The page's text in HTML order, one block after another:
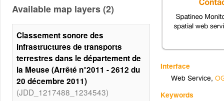
Interface
Web Service,
Keywords
Available map layers (2)
Classement sonore des
infrastructures de transports
terrestres dans le département de
la Meuse (Arrêté n°2011 - 2612 du
20 décembre 2011)
(JDD_1217488_1234543)